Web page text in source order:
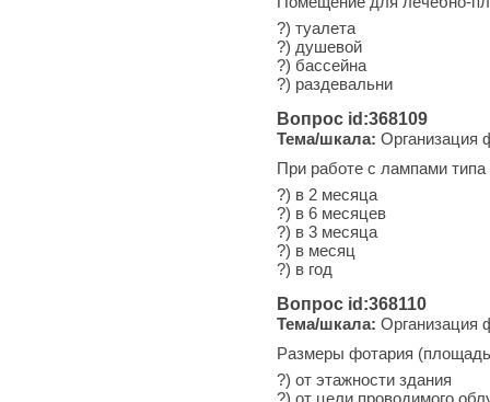
?) туалета
?) душевой
?) бассейна
?) раздевальни
Вопрос id:368109
Тема/шкала: Организация
При работе с лампами
?) в 2 месяца
?) в 6 месяцев
?) в 3 месяца
?) в месяц
?) в год
Вопрос id:368110
Тема/шкала: Организация
Размеры фотария
?) от этажности здания
?) от цели проводимого